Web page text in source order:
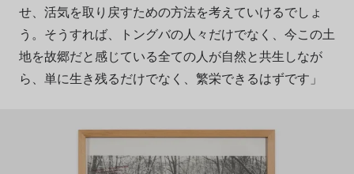
せ、活気を取り戻すための方法を考えていけるでしょ
う。そうすれば、トングバの人々だけでなく、今この土
地を故郷だと感じている全ての人が自然と共生しなが
ら、単に生き残るだけでなく、繁栄できるはずです」